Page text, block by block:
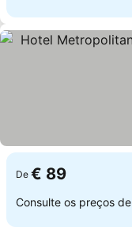
De € 89
Consulte os preços de